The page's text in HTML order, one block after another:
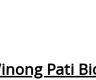
Pati